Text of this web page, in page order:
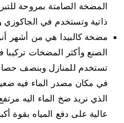
المضخة الصامتة بمروحة
ذاتية وتستخدم في الجاكوزي
مضخة كالبيدا هي من أشهر
الصنع وأكثر المضخات تركيبا
تستخدم للمنازل وبنصف
في مكان مصدر الماء فيه
الذي نريد ضخ الماء اليه
عالية على دفع المياه بقوة